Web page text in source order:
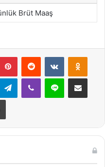
Brüt Maaş
PinterestReddit VKontakte
TelegramViber Line E-Posta ile
Yazdır